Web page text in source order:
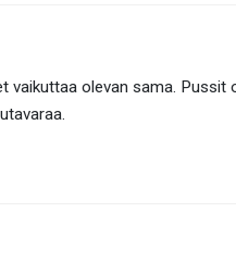
vaikuttaa olevan sama. Pussit